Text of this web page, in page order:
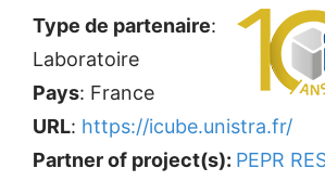
Type de partenaire:
Laboratoire
Pays: France
URL: https://icube.unistra.fr/
Partner of project(s): PEPR